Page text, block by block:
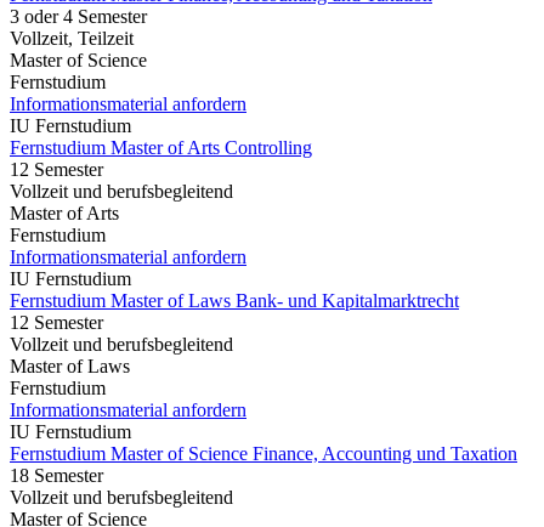
3 oder 4 Semester
Vollzeit, Teilzeit
Master of Science
Fernstudium
Informationsmaterial anfordern
IU Fernstudium
Fernstudium Master of Arts Controlling
12 Semester
Vollzeit und berufsbegleitend
Master of Arts
Fernstudium
Informationsmaterial anfordern
IU Fernstudium
Fernstudium Master of Laws Bank- und Kapitalmarktrecht
12 Semester
Vollzeit und berufsbegleitend
Master of Laws
Fernstudium
Informationsmaterial anfordern
IU Fernstudium
Fernstudium Master of Science Finance, Accounting und Taxation
18 Semester
Vollzeit und berufsbegleitend
Master of Science